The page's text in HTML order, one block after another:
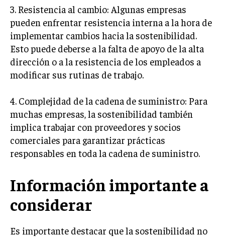
ÉTICA EMPRESARIAL Y RESPONSABILIDAD
SOCIAL
BLOG
Isabel Martínez
Hola, soy Isabel Martínez. Enfocada en la gestión
de talento, me encanta resaltar historias de éxito
personal y profesional. Me fascina la jardinería,
encontrando similitudes entre el cultivo de las
Aparece en periódicos digitales y domina los buscadores,
3. Resistencia al cambio: Algunas empresas
pueden enfrentar resistencia interna a la hora de
implementar cambios hacia la sostenibilidad.
Esto puede deberse a la falta de apoyo de la alta
dirección o a la resistencia de los empleados a
modificar sus rutinas de trabajo.
4. Complejidad de la cadena de suministro: Para
muchas empresas, la sostenibilidad también
implica trabajar con proveedores y socios
comerciales para garantizar prácticas
responsables en toda la cadena de suministro.
Información importante a
considerar
Es importante destacar que la sostenibilidad no